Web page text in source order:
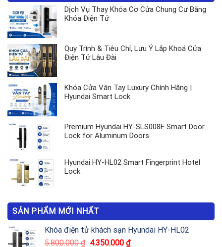
Dịch Vụ Thay Khóa Cơ Cửa Chung Cư Bằng
Khóa Điện Tử
Quy Trình & Tiêu Chí, Lưu Ý Lắp Khoá Cửa
Điện Tử Lâu Đài
Khóa Cửa Vân Tay Luxury Chính Hãng |
Hyundai Smart Lock
Premium Hyundai HY-SLS008F Smart Door
Lock for Aluminum Doors
Hyundai HY-HL02 Smart Fingerprint Hotel
Lock
SẢN PHẨM MỚI NHẤT
Khóa điện tử khách sạn Hyundai HY-HL02
5.800.000₫ 4.350.000 ₫